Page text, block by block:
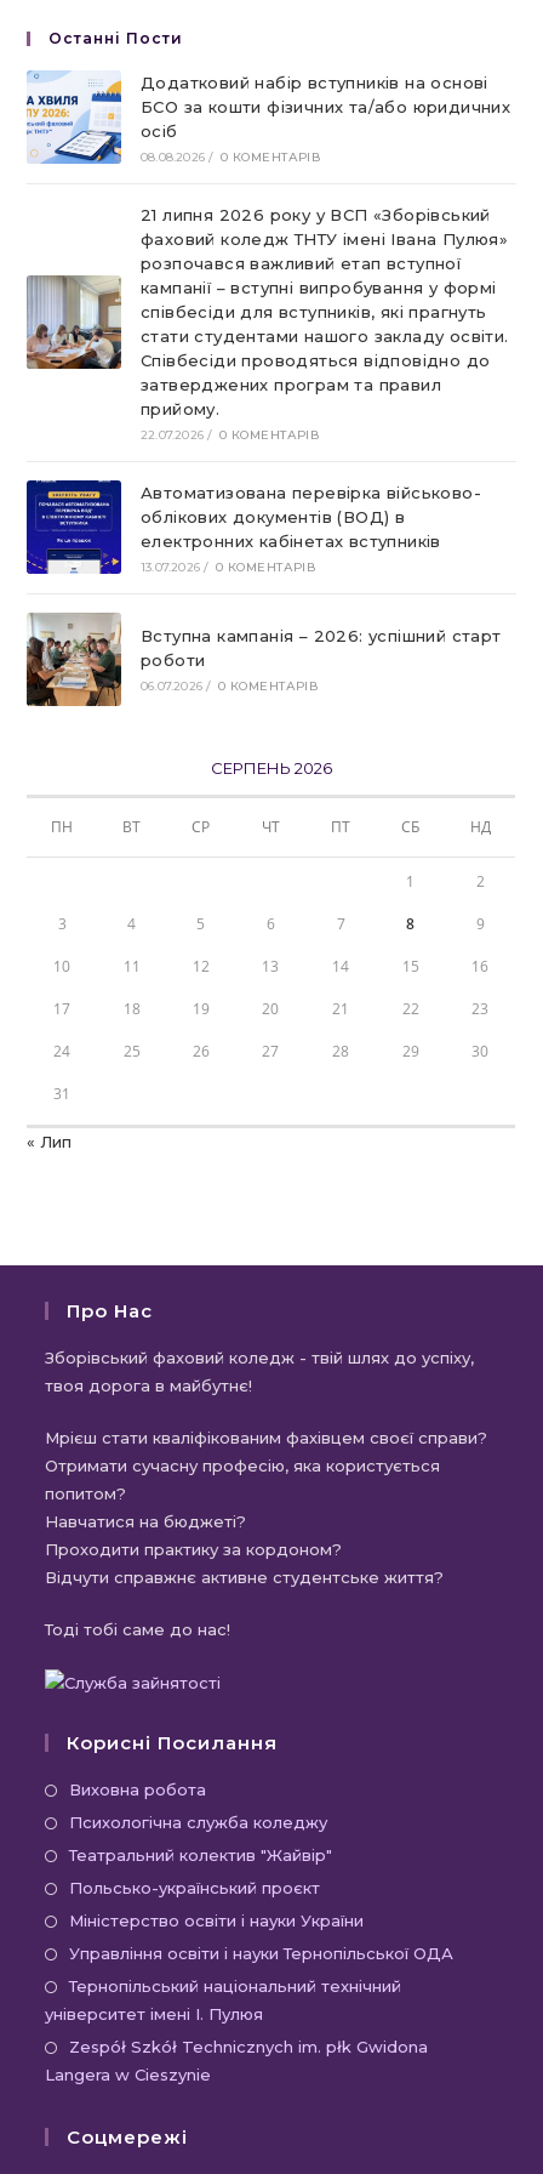
Останні Пости
Додатковий набір вступників на основі
БСО за кошти фізичних та/або юридичних
осіб
08.08.2026 / 0 КОМЕНТАРІВ
21 липня 2026 року у ВСП «Зборівський
фаховий коледж ТНТУ імені Івана Пулюя»
розпочався важливий етап вступної
кампанії – вступні випробування у формі
співбесіди для вступників, які прагнуть
стати студентами нашого закладу освіти.
Співбесіди проводяться відповідно до
затверджених програм та правил
прийому.
22.07.2026 / 0 КОМЕНТАРІВ
Автоматизована перевірка військово-
облікових документів (ВОД) в
електронних кабінетах вступників
13.07.2026 / 0 КОМЕНТАРІВ
Вступна кампанія – 2026: успішний старт
роботи
06.07.2026 / 0 КОМЕНТАРІВ
СЕРПЕНЬ 2026
ПН ВТ СР ЧТ ПТ СБ НД
1 2
3 4 5 6 7 8 9
10 11 12 13 14 15 16
17 18 19 20 21 22 23
24 25 26 27 28 29 30
31
« Лип
Про Нас
Зборівський фаховий коледж - твій шлях до успіху,
твоя дорога в майбутнє!
Мрієш стати кваліфікованим фахівцем своєї справи?
Отримати сучасну професію, яка користується
попитом?
Навчатися на бюджеті?
Проходити практику за кордоном?
Відчути справжнє активне студентське життя?
Тоді тобі саме до нас!
Корисні Посилання
Виховна робота
в
новій
вкладці
Психологічна служба коледжуВідкриється
в
вкладці
Театральний колектив "Жайвір"
новій
вкладці
Польсько-український проєктВідкриється
в
новій
вкладці
Міністерство освіти і науки України
в
новій
Управління освіти і науки Тернопільської ОДА
Тернопільський національний технічний
університет імені І. Пулюя
Zespół Szkół Technicznych im. płk Gwidona
Langera w Cieszynie
Соцмережі